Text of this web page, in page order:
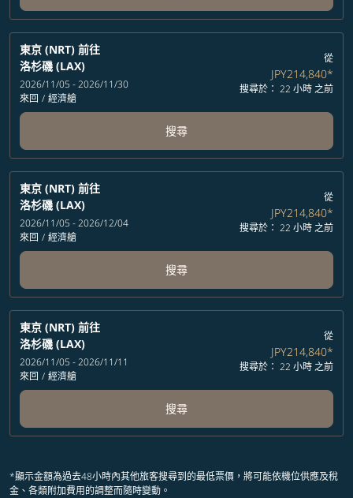
東京 (NRT) 前往
洛杉磯 (LAX)
2026/11/05 - 2026/11/30
來回 / 經濟艙
從
JPY214,840*
搜尋於： 22 小時 之前
搜尋
東京 (NRT) 前往
洛杉磯 (LAX)
2026/11/05 - 2026/12/04
來回 / 經濟艙
從
JPY214,840*
搜尋於： 22 小時 之前
搜尋
東京 (NRT) 前往
洛杉磯 (LAX)
2026/11/05 - 2026/11/11
來回 / 經濟艙
從
JPY214,840*
搜尋於： 22 小時 之前
搜尋
*顯示金額為過去48小時內其他旅客搜尋到的最低票價，將可能依機位供應及稅
金、各類附加費用的調整而隨時變動。